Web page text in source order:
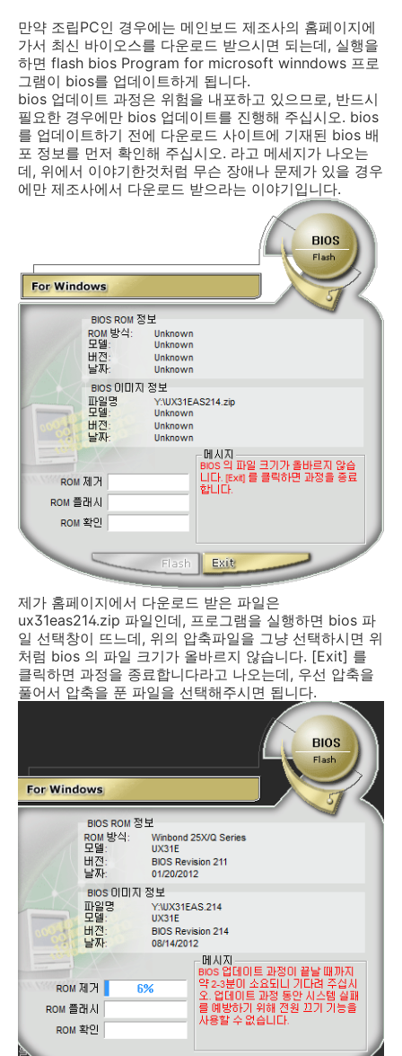
만약 조립PC인 경우에는 메인보드 제조사의 홈페이지에
가서 최신 바이오스를 다운로드 받으시면 되는데, 실행을
하면 flash bios Program for microsoft winndows 프로
그램이 bios를 업데이트하게 됩니다.
bios 업데이트 과정은 위험을 내포하고 있으므로, 반드시
필요한 경우에만 bios 업데이트를 진행해 주십시오. bios
를 업데이트하기 전에 다운로드 사이트에 기재된 bios 배
포 정보를 먼저 확인해 주십시오. 라고 메세지가 나오는
데, 위에서 이야기한것처럼 무슨 장애나 문제가 있을 경우
에만 제조사에서 다운로드 받으라는 이야기입니다.
제가 홈페이지에서 다운로드 받은 파일은
ux31eas214.zip 파일인데, 프로그램을 실행하면 bios 파
일 선택창이 뜨느데, 위의 압축파일을 그냥 선택하시면 위
처럼 bios 의 파일 크기가 올바르지 않습니다. [Exit] 를
클릭하면 과정을 종료합니다라고 나오는데, 우선 압축을
풀어서 압축을 푼 파일을 선택해주시면 됩니다.